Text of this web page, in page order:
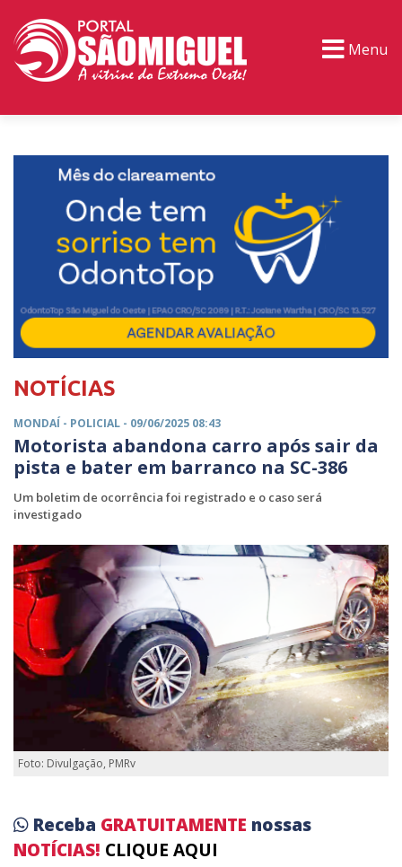
Menu
NOTÍCIAS
MONDAÍ - POLICIAL - 09/06/2025 08:43
Motorista abandona carro após sair da
pista e bater em barranco na SC-386
Um boletim de ocorrência foi registrado e o caso será
investigado
Foto: Divulgação, PMRv
Receba GRATUITAMENTE nossas
NOTÍCIAS! CLIQUE AQUI